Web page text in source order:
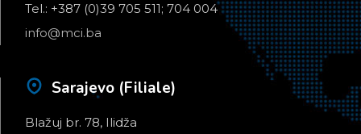
Tel.: +387 (0)39 705 511; 704 004
info@mci.ba
Sarajevo (Filiale)
Blažuj br. 78, Ilidža